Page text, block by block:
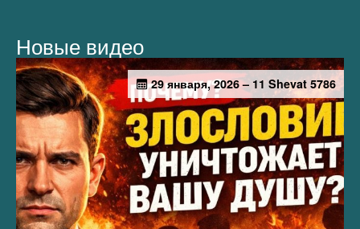
Новые видео